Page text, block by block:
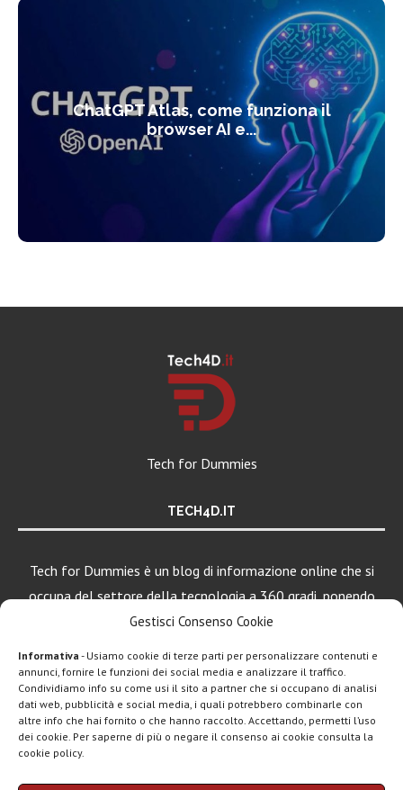
Gestisci Consenso Cookie
Informativa - Usiamo cookie di terze parti per personalizzare contenuti e
annunci, fornire le funzioni dei social media e analizzare il traffico.
Condividiamo info su come usi il sito a partner che si occupano di analisi
dati web, pubblicità e social media, i quali potrebbero combinarle con
altre info che hai fornito o che hanno raccolto. Accettando, permetti l’uso
dei cookie. Per saperne di più o negare il consenso ai cookie consulta la
cookie policy.
ChatGPT Atlas, come funziona il
browser AI e...
Tech for Dummies
TECH4D.IT
Tech for Dummies è un blog di informazione online che si
occupa del settore della tecnologia a 360 gradi, ponendo
una particolare attenzione al mondo Android, Apple e
Chi siamo Contatti Disclaimer Privacy policy
LEGGI ANCHE
Motorola rinnova